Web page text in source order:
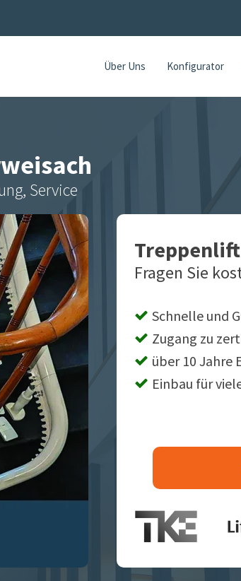
Über Uns Konfigurator
Service
Fragen Sie
Schnelle und
Zugang zu
über 10 Jahre
Einbau für